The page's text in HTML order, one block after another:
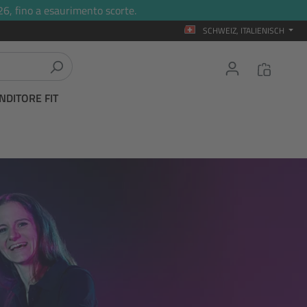
fino a esaurimento scorte.
SCHWEIZ, ITALIENISCH
FIT